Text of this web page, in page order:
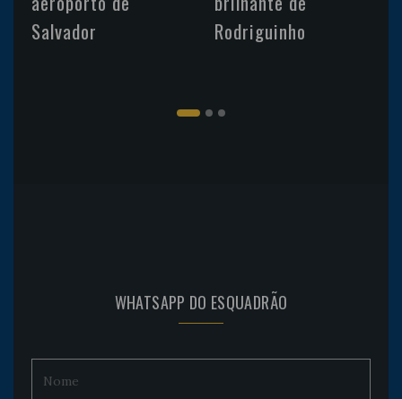
Salvador
Rodriguinho
WHATSAPP DO ESQUADRÃO